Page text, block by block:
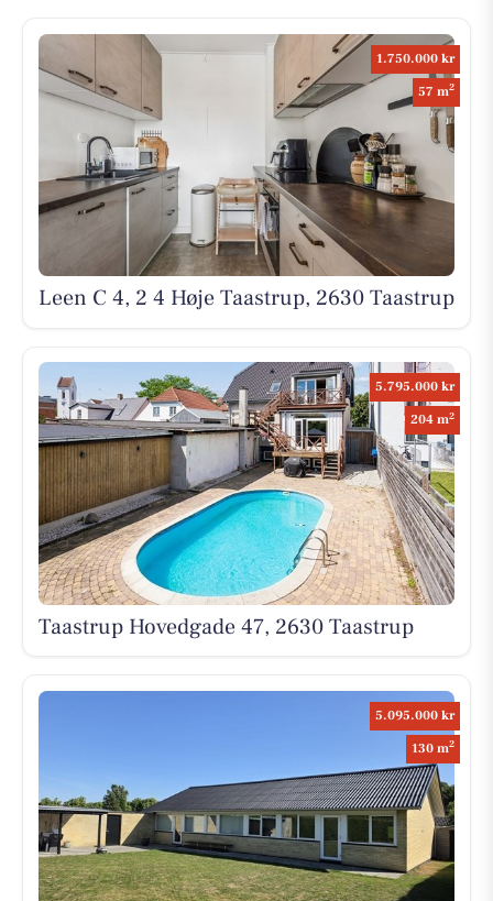
1.750.000 kr
57 m2
Leen C 4, 2 4 Høje Taastrup, 2630 Taastrup
5.795.000 kr
204 m2
Taastrup Hovedgade 47, 2630 Taastrup
5.095.000 kr
130 m2